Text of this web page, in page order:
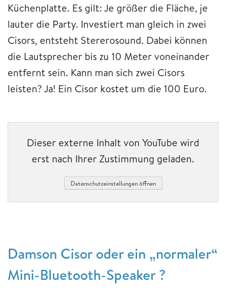
Küchenplatte. Es gilt: Je größer die Fläche, je
lauter die Party. Investiert man gleich in zwei
Cisors, entsteht Stererosound. Dabei können
die Lautsprecher bis zu 10 Meter voneinander
entfernt sein. Kann man sich zwei Cisors
leisten? Ja! Ein Cisor kostet um die 100 Euro.
Dieser externe Inhalt von YouTube wird
erst nach Ihrer Zustimmung geladen.
Datenschutzeinstellungen öffnen
Damson Cisor oder ein „normaler“
Mini-Bluetooth-Speaker ?